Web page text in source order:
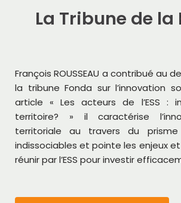
La Tribune de la
François ROUSSEAU a contribué au
la tribune Fonda sur l’innovation
article « Les acteurs de l’ESS :
territoire? » il caractérise
territoriale au travers du
indissociables et pointe les enjeux
réunir par l’ESS pour investir